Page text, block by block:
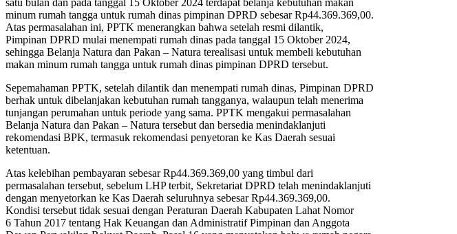
satu bulan dan pada tanggal 15 Oktober 2024 terdapat belanja kebutuhan makan
minum rumah tangga untuk rumah dinas pimpinan DPRD sebesar Rp44.369.369,00.
Atas permasalahan ini, PPTK menerangkan bahwa setelah resmi dilantik,
Pimpinan DPRD mulai menempati rumah dinas pada tanggal 15 Oktober 2024,
sehingga Belanja Natura dan Pakan – Natura terealisasi untuk membeli kebutuhan
makan minum rumah tangga untuk rumah dinas pimpinan DPRD tersebut.
Sepemahaman PPTK, setelah dilantik dan menempati rumah dinas, Pimpinan DPRD
berhak untuk dibelanjakan kebutuhan rumah tangganya, walaupun telah menerima
tunjangan perumahan untuk periode yang sama. PPTK mengakui permasalahan
Belanja Natura dan Pakan – Natura tersebut dan bersedia menindaklanjuti
rekomendasi BPK, termasuk rekomendasi penyetoran ke Kas Daerah sesuai
ketentuan.
Atas kelebihan pembayaran sebesar Rp44.369.369,00 yang timbul dari
permasalahan tersebut, sebelum LHP terbit, Sekretariat DPRD telah menindaklanjuti
dengan menyetorkan ke Kas Daerah seluruhnya sebesar Rp44.369.369,00.
Kondisi tersebut tidak sesuai dengan Peraturan Daerah Kabupaten Lahat Nomor
6 Tahun 2017 tentang Hak Keuangan dan Administratif Pimpinan dan Anggota